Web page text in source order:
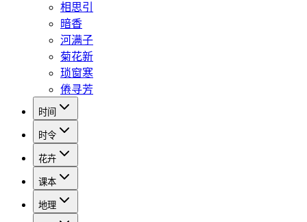
相思引
暗香
河满子
菊花新
琐窗寒
倦寻芳
时间
时令
花卉
课本
地理